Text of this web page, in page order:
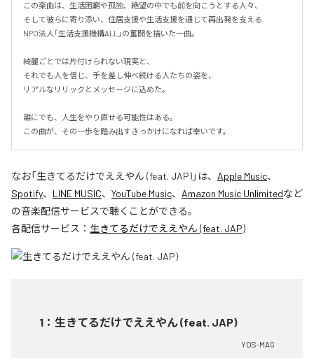
この楽曲は、生活困窮や孤独、絶望の中でも前を向こうとする人々、
そして彼らに寄り添い、住居支援や生活支援を通じて再出発を支える
NPO法人「生活支援機構ALL」の奮闘を描いた一曲。
綺麗ごとでは片付けられない現実と、
それでも人を信じ、手を差し伸べ続ける人たちの姿を、
リアルなリリックとメッセージに込めた。
誰にでも、人生をやり直せる可能性はある。
この曲が、その一歩を踏み出すきっかけになれば幸いです。
なお「生きてるだけでええやん (feat. JAP)」は、 Apple Music、
Spotify、 LINE MUSIC、 YouTube Music、 Amazon Music Unlimitedなど
の音楽配信サービスで聴くことができる。
各配信サービス： 生きてるだけでええやん (feat. JAP)
1 ： 生きてるだけでええやん (feat. JAP)
YOS-MAG